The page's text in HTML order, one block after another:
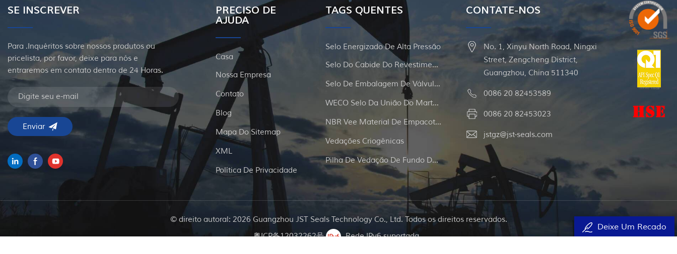
SE INSCREVER
Para .Inquéritos sobre nossos produtos ou
pricelista, por favor, deixe para nós e
entraremos em contato dentro de 24 Horas.
PRECISO DE
AJUDA
Casa
Nossa Empresa
Contato
Blog
Mapa Do Sitemap
XML
Política De Privacidade
TAGS QUENTES
Selo Energizado De Alta Pressão
Selo Do Cabide Do Revestimento E Da Tubulação
Selo De Embalagem De Válvula De Portão
WECO Selo Da União Do Martelo
NBR Vee Material De Empacotamento
Vedações Criogênicas
Pilha De Vedação De Fundo De Poço
CONTATE-NOS
No. 1, Xinyu North Road, Ningxi
Street, Zengcheng District,
Guangzhou, China 511340
0086 20 82453589
0086 20 82453023
jstgz@jst-seals.com
© direito autoral: 2026 Guangzhou JST Seals Technology Co., Ltd. Todos os direitos reservados.
粤ICP备12032262号
Rede IPv6 suportada
Deixe Um Recado